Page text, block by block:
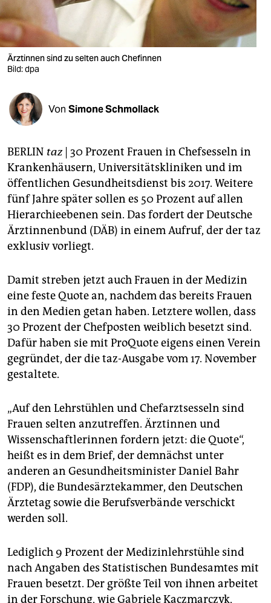
wahrheit
verlag
verlag
veranstaltungen
shop
unterstützen
abo
genossenschaft
epaper login
Ärztinnen sind zu selten auch Chefinnen
Bild: dpa
Von Simone Schmollack
BERLIN taz| 30 Prozent Frauen in Chefsesseln in
Krankenhäusern, Universitätskliniken und im
öffentlichen Gesundheitsdienst bis 2017. Weitere
fünf Jahre später sollen es 50 Prozent auf allen
Hierarchieebenen sein. Das fordert der Deutsche
Ärztinnenbund (DÄB) in einem Aufruf, der der taz
exklusiv vorliegt.
Damit streben jetzt auch Frauen in der Medizin
eine feste Quote an, nachdem das bereits Frauen
in den Medien getan haben. Letztere wollen, dass
30 Prozent der Chefposten weiblich besetzt sind.
Dafür haben sie mit ProQuote eigens einen Verein
gegründet, der die taz-Ausgabe vom 17. November
gestaltete.
„Auf den Lehrstühlen und Chefarztsesseln sind
Frauen selten anzutreffen. Ärztinnen und
Wissenschaftlerinnen fordern jetzt: die Quote“,
heißt es in dem Brief, der demnächst unter
anderen an Gesundheitsminister Daniel Bahr
(FDP), die Bundesärztekammer, den Deutschen
Ärztetag sowie die Berufsverbände verschickt
werden soll.
Lediglich 9 Prozent der Medizinlehrstühle sind
nach Angaben des Statistischen Bundesamtes mit
Frauen besetzt. Der größte Teil von ihnen arbeitet
in der Forschung, wie Gabriele Kaczmarczyk,